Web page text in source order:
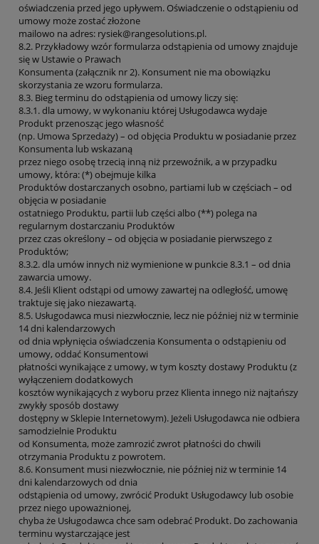
oświadczenia przed jego upływem. Oświadczenie o odstąpieniu od
umowy może zostać złożone
mailowo na adres: rysiek@rangesolutions.pl.
8.2. Przykładowy wzór formularza odstąpienia od umowy znajduje
się w Ustawie o Prawach
Konsumenta (załącznik nr 2). Konsument nie ma obowiązku
skorzystania ze wzoru formularza.
8.3. Bieg terminu do odstąpienia od umowy liczy się:
8.3.1. dla umowy, w wykonaniu której Usługodawca wydaje
Produkt przenosząc jego własność
(np. Umowa Sprzedaży) – od objęcia Produktu w posiadanie przez
Konsumenta lub wskazaną
przez niego osobę trzecią inną niż przewoźnik, a w przypadku
umowy, która: (*) obejmuje kilka
Produktów dostarczanych osobno, partiami lub w częściach – od
objęcia w posiadanie
ostatniego Produktu, partii lub części albo (**) polega na
regularnym dostarczaniu Produktów
przez czas określony – od objęcia w posiadanie pierwszego z
Produktów;
8.3.2. dla umów innych niż wymienione w punkcie 8.3.1 – od dnia
zawarcia umowy.
8.4. Jeśli Klient odstąpi od umowy zawartej na odległość, umowę
traktuje się jako niezawartą.
8.5. Usługodawca musi niezwłocznie, lecz nie później niż w terminie
14 dni kalendarzowych
od dnia wpłynięcia oświadczenia Konsumenta o odstąpieniu od
umowy, oddać Konsumentowi
płatności wynikające z umowy, w tym koszty dostawy Produktu (z
wyłączeniem dodatkowych
kosztów wynikających z wyboru przez Klienta innego niż najtańszy
zwykły sposób dostawy
dostępny w Sklepie Internetowym). Jeżeli Usługodawca nie odbiera
samodzielnie Produktu
od Konsumenta, może zamrozić zwrot płatności do chwili
otrzymania Produktu z powrotem.
8.6. Konsument musi niezwłocznie, nie później niż w terminie 14
dni kalendarzowych od dnia
odstąpienia od umowy, zwrócić Produkt Usługodawcy lub osobie
przez niego upoważnionej,
chyba że Usługodawca chce sam odebrać Produkt. Do zachowania
terminu wystarczające jest